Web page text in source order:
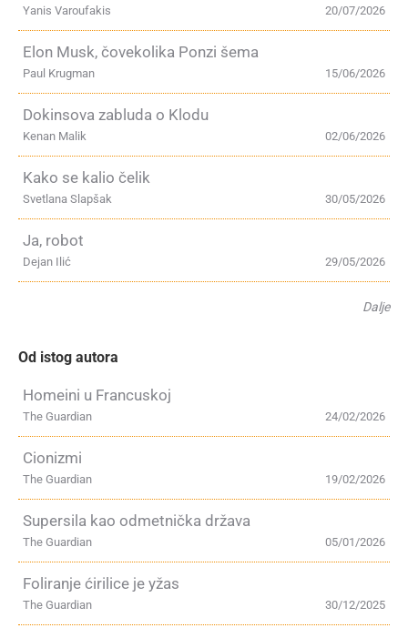
20/07/2026
Yanis Varoufakis
Elon Musk, čovekolika Ponzi šema
15/06/2026
Paul Krugman
Dokinsova zabluda o Klodu
02/06/2026
Kenan Malik
Kako se kalio čelik
30/05/2026
Svetlana Slapšak
Ja, robot
29/05/2026
Dejan Ilić
Dalje
Od istog autora
Homeini u Francuskoj
24/02/2026
The Guardian
Cionizmi
19/02/2026
The Guardian
Supersila kao odmetnička država
05/01/2026
The Guardian
Foliranje ćirilice je yžas
30/12/2025
The Guardian